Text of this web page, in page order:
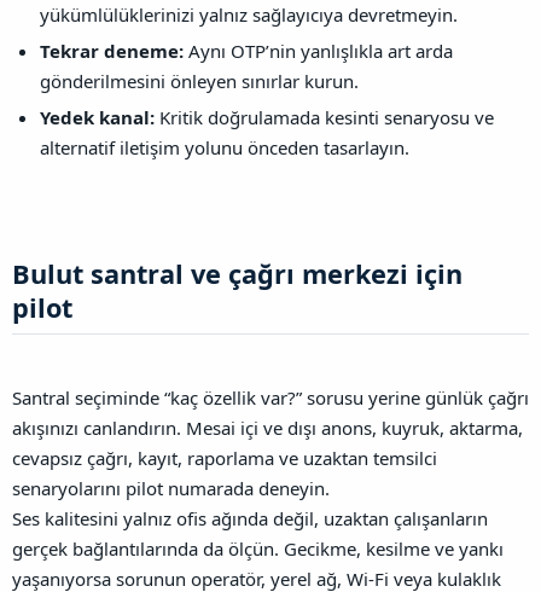
yükümlülüklerinizi yalnız sağlayıcıya devretmeyin.
Tekrar deneme: Aynı OTP’nin yanlışlıkla art arda
gönderilmesini önleyen sınırlar kurun.
Yedek kanal: Kritik doğrulamada kesinti senaryosu ve
alternatif iletişim yolunu önceden tasarlayın.
Bulut santral ve çağrı merkezi için
pilot​
Santral seçiminde “kaç özellik var?” sorusu yerine günlük çağrı
akışınızı canlandırın. Mesai içi ve dışı anons, kuyruk, aktarma,
cevapsız çağrı, kayıt, raporlama ve uzaktan temsilci
senaryolarını pilot numarada deneyin.
Ses kalitesini yalnız ofis ağında değil, uzaktan çalışanların
gerçek bağlantılarında da ölçün. Gecikme, kesilme ve yankı
yaşanıyorsa sorunun operatör, yerel ağ, Wi-Fi veya kulaklık